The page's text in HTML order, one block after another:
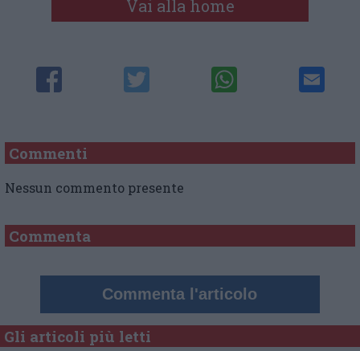
Vai alla home
Commenti
Nessun commento presente
Commenta
Commenta l'articolo
Gli articoli più letti